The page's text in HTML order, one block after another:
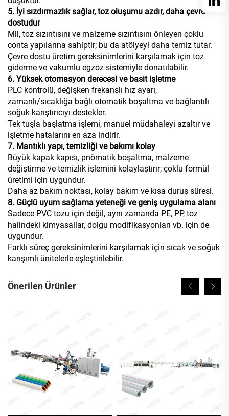
5. İyi sızdırmazlık sağlar, toz oluşumu azdır, daha çevre
dostudur
Mil, toz sızıntısını ve malzeme sızıntısını önleyen çoklu
conta yapılarına sahiptir; bu da atölyeyi daha temiz tutar.
Çevre dostu üretim gereksinimlerini karşılamak için toz
giderme ve vakumlu egzoz sistemiyle donatılabilir.
6. Yüksek otomasyon derecesi ve basit işletme
PLC kontrolü, değişken frekanslı hız ayarı,
zamanlı/sıcaklığa bağlı otomatik boşaltma ve bağlantılı
soğuk karıştırıcıyı destekler.
Tek tuşla başlatma işlemi, manuel müdahaleyi azaltır ve
işletme hatalarını en aza indirir.
7. Mantıklı yapı, temizliği ve bakımı kolay
Büyük kapak kapısı, pnömatik boşaltma, malzeme
değiştirme ve temizlik işlemini kolaylaştırır; çoklu formül
üretimi için uygundur.
Daha az bakım noktası, kolay bakım ve kısa duruş süresi.
8. Güçlü uyum sağlama yeteneği ve geniş uygulama alanı
Sadece PVC tozu için değil, aynı zamanda PE, PP, toz
halindeki kimyasallar, dolgu modifikasyonları vb. için de
uygundur.
Farklı süreç gereksinimlerini karşılamak için sıcak ve soğuk
karışımlı ünitelerle eşleştirilebilir.
Önerilen Ürünler